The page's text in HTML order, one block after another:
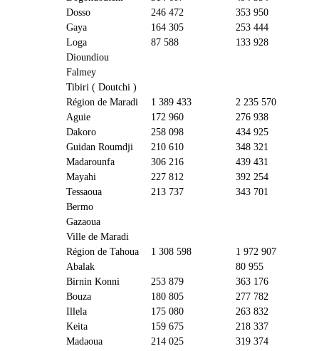
Dosso
246 472
353 950
Gaya
164 305
253 444
Loga
87 588
133 928
Dioundiou
Falmey
Tibiri ( Doutchi )
Région de Maradi
1 389 433
2 235 570
Aguie
172 960
276 938
Dakoro
258 098
434 925
Guidan Roumdji
210 610
348 321
Madarounfa
306 216
439 431
Mayahi
227 812
392 254
Tessaoua
213 737
343 701
Bermo
Gazaoua
Ville de Maradi
Région de Tahoua
1 308 598
1 972 907
Abalak
80 955
Birnin Konni
253 879
363 176
Bouza
180 805
277 782
Illela
175 080
263 832
Keita
159 675
218 337
Madaoua
214 025
319 374